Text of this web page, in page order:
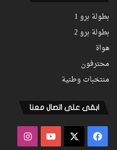
بطولة برو 1
بطولة برو 2
هواة
محترفون
منتخبات وطنية
ابقى على اتصال معنا
فيسبوك ‫YouTubeانستقرام